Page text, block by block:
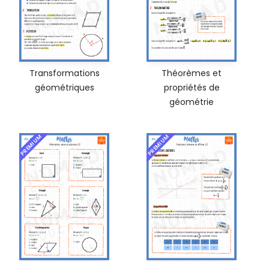
Transformations
géométriques
Théorèmes et
propriétés de
géométrie
PREMIUM PREMIUM